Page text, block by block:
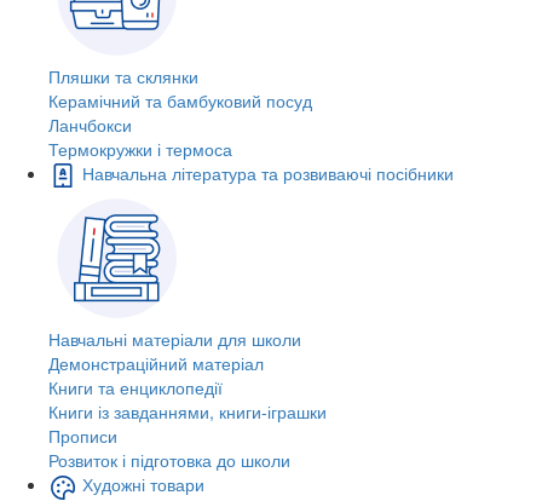
Пляшки та склянки
Керамічний та бамбуковий посуд
Ланчбокси
Термокружки і термоса
Навчальна література та розвиваючі посібники
Навчальні матеріали для школи
Демонстраційний матеріал
Книги та енциклопедії
Книги із завданнями, книги-іграшки
Прописи
Розвиток і підготовка до школи
Художні товари